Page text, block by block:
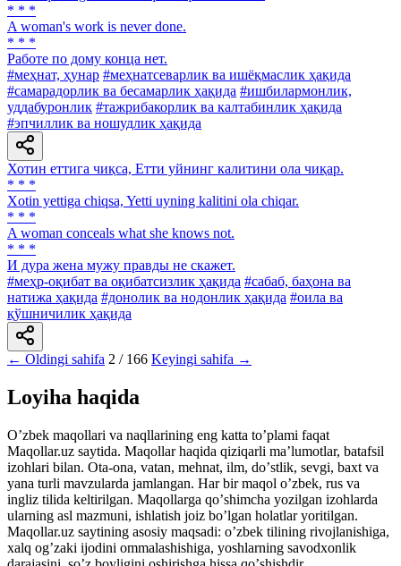
* * *
A woman's work is never done.
* * *
Работе по дому конца нет.
#меҳнат, ҳунар #меҳнатсеварлик ва ишёқмаслик ҳақида
#самарадорлик ва бесамарлик ҳақида #ишбилармонлик,
уддабуронлик #тажрибакорлик ва калтабинлик ҳақида
#эпчиллик ва ношудлик ҳақида
Хотин еттига чиқса, Етти уйнинг калитини ола чиқар.
* * *
Xotin yettiga chiqsa, Yetti uyning kalitini ola chiqar.
* * *
A woman conceals what she knows not.
* * *
И дура жена мужу правды не скажет.
#меҳр-оқибат ва оқибатсизлик ҳақида #сабаб, баҳона ва
натижа ҳақида #донолик ва нодонлик ҳақида #оила ва
қўшничилик ҳақида
← Oldingi sahifa 2 / 166 Keyingi sahifa →
Loyiha haqida
Oʼzbek maqollari va naqllarining eng katta toʼplami faqat
Maqollar.uz saytida. Maqollar haqida qiziqarli maʼlumotlar, batafsil
izohlari bilan. Ota-ona, vatan, mehnat, ilm, doʼstlik, sevgi, baxt va
yana turli mavzularda jamlangan. Har bir maqol oʼzbek, rus va
ingliz tilida keltirilgan. Maqollarga qoʼshimcha yozilgan izohlarda
ularning asl mazmuni, ishlatish joiz boʼlgan holatlar yoritilgan.
Maqollar.uz saytining asosiy maqsadi: oʼzbek tilining rivojlanishiga,
xalq ogʼzaki ijodini ommalashishiga, yoshlarning savodxonlik